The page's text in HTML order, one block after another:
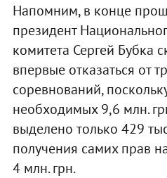
Напомним, в конце
президент
комитета Сергей Бубка
впервые отказаться от
соревнований,
необходимых 9,6 млн.
выделено только 429
получения самих прав
4 млн. грн.